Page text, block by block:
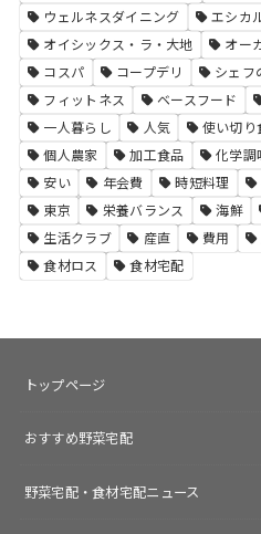
ウェルネスダイニング
エシカ
オイシックス・ラ・大地
オー
コスパ
コープデリ シェフ
フィットネス
ベースフード
一人暮らし
人気 使い切り
個人農家
加工食品 化学調
安い
年会費 時短料理
東京
栄養バランス 海鮮
生活クラブ
産直 費用
食材ロス
食材宅配
トップページ
おすすめ野菜宅配
野菜宅配・食材宅配ニュース